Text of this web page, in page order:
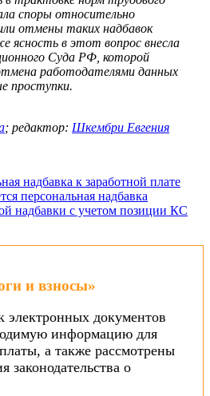
споры относительно
отмены таких надбавок
ясность в этот вопрос внесла
Суда РФ, которой
работодателями данных
проступки.
; редактор: Шкембри Евгения
надбавка к заработной плате
персональная надбавка
надбавки с учетом позиции КС
и взносы»
электронных документов
информацию для
а также рассмотрены
законодательства о